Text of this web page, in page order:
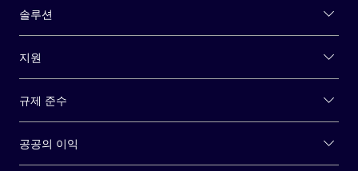
솔루션
지원
규제 준수
공공의 이익